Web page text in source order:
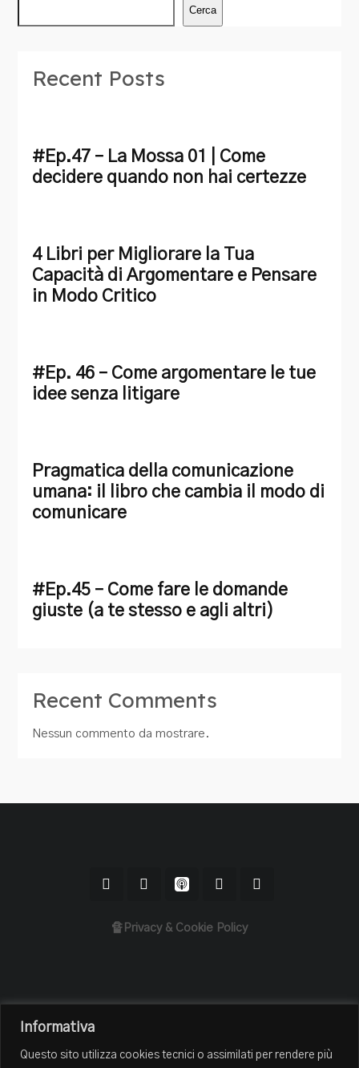
Informativa
Questo sito utilizza cookies tecnici o assimilati per rendere più
Cerca
Recent Posts
#Ep.47 – La Mossa 01 | Come
decidere quando non hai certezze
4 Libri per Migliorare la Tua
Capacità di Argomentare e Pensare
in Modo Critico
#Ep. 46 – Come argomentare le tue
idee senza litigare
Pragmatica della comunicazione
umana: il libro che cambia il modo di
comunicare
#Ep.45 – Come fare le domande
giuste (a te stesso e agli altri)
Recent Comments
Nessun commento da mostrare.
🔏Privacy & Cookie Policy